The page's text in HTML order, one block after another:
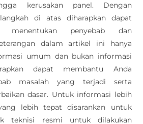
kerusakan panel. Dengan
di atas diharapkan dapat
menentukan penyebab dan
dalam artikel ini hanya
umum dan bukan informasi
dapat membantu Anda
masalah yang terjadi serta
dasar. Untuk informasi lebih
lebih tepat disarankan untuk
teknisi resmi untuk dilakukan